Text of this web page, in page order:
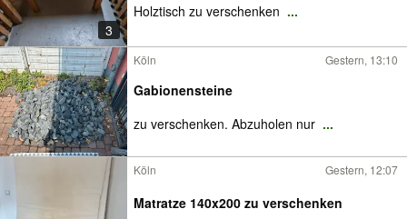
3
Holztisch zu verschenken ...
Köln Gestern, 13:10
Gabionensteine
zu verschenken. Abzuholen nur ...
Köln Gestern, 12:07
Matratze 140x200 zu verschenken